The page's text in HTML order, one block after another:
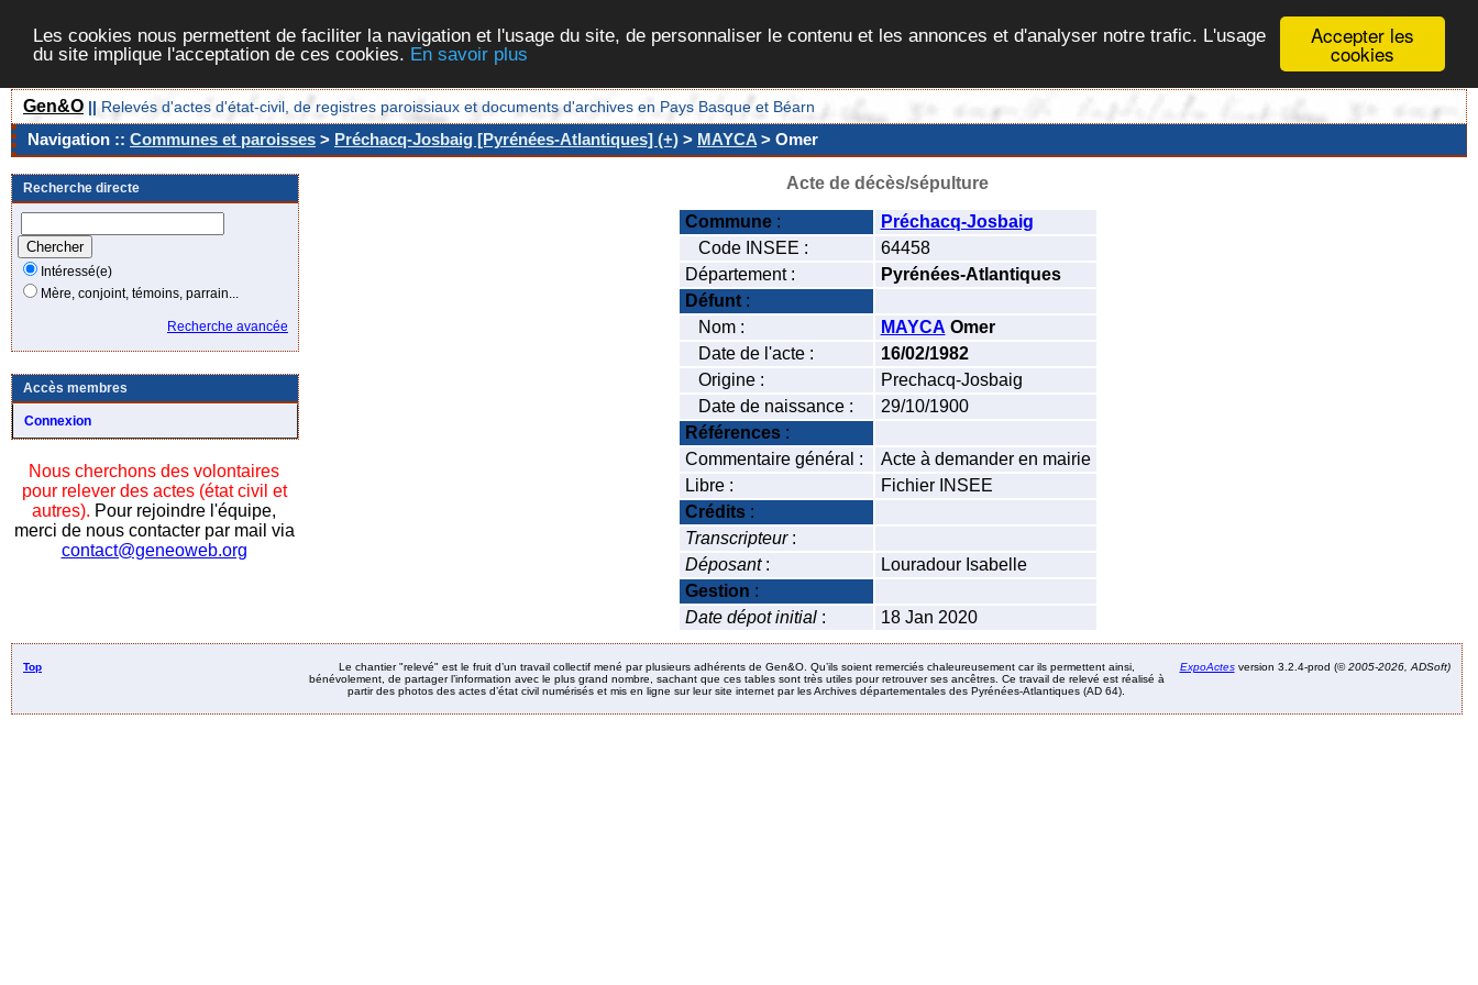
Accepter les
cookies
Les cookies nous permettent de faciliter la navigation et l'usage du site, de personnaliser le contenu et les annonces et d'analyser notre trafic. L'usage
du site implique l'acceptation de ces cookies. En savoir plus
Gen&O || Relevés d'actes d'état-civil, de registres paroissiaux et documents d'archives en Pays Basque et Béarn
Navigation :: Communes et paroisses > Préchacq-Josbaig [Pyrénées-Atlantiques] (+) > MAYCA > Omer
Recherche directe
Intéressé(e)
Mère, conjoint, témoins, parrain...
Recherche avancée
Accès membres
Connexion
Nous cherchons des volontaires
pour relever des actes (état civil et
autres). Pour rejoindre l'équipe,
merci de nous contacter par mail via
contact@geneoweb.org
Acte de décès/sépulture
Commune:
Préchacq-Josbaig
Code INSEE :
64458
Département :
Pyrénées-Atlantiques
Défunt:
Nom :
MAYCA Omer
Date de l'acte :
16/02/1982
Origine :
Prechacq-Josbaig
Date de naissance :
29/10/1900
Références:
Commentaire général :
Acte à demander en mairie
Libre :
Fichier INSEE
Crédits:
Transcripteur:
Déposant:
Louradour Isabelle
Gestion :
Date dépot initial: 18 Jan 2020
Top
Le chantier "relevé" est le fruit d’un travail collectif mené par plusieurs adhérents de Gen&O. Qu’ils soient remerciés chaleureusement car ils permettent ainsi,
bénévolement, de partager l’information avec le plus grand nombre, sachant que ces tables sont très utiles pour retrouver ses ancêtres. Ce travail de relevé est réalisé à
partir des photos des actes d’état civil numérisés et mis en ligne sur leur site internet par les Archives départementales des Pyrénées-Atlantiques (AD 64).
ExpoActesversion 3.2.4-prod (©2005-2026, ADSoft)